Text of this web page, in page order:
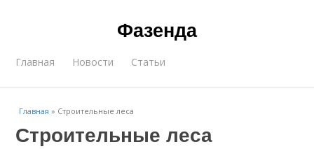
Фазенда
Главная Новости Статьи
Главная » Строительные леса
Строительные леса